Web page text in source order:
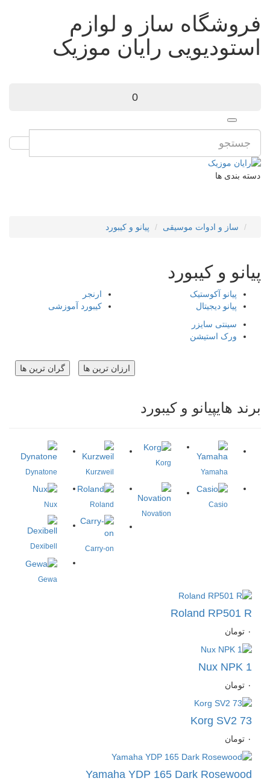
فروشگاه ساز و لوازم
استودیویی رایان موزیک
0
دسته بندی ها
ساز و ادوات موسیقی پیانو و کیبورد
پیانو و کیبورد
پیانو آکوستیک
پیانو دیجیتال
ارنجر
کیبورد آموزشی
سینتی سایزر
ورک استیشن
ارزان ترین ها گران ترین ها
برند هایپیانو و کیبورد
Yamaha
Korg
Kurzweil
Dynatone
Casio
Novation
Roland
Nux
Carry-on
Dexibell
Gewa
Roland RP501 R
٠ تومان
Nux NPK 1
٠ تومان
Korg SV2 73
٠ تومان
Yamaha YDP 165 Dark Rosewood